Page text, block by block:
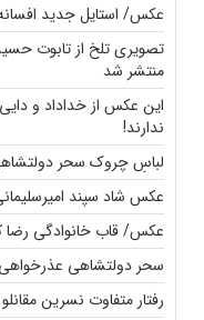
عکس/ استایل جدید افسانه
تصویری تلخ از تابوت
منتشر شد
این عکس از خداداد و
ندارند!
لباسِ چروک سحر
عکس شاد سپند
عکس/ قاب خانوادگی رضا
سحر دولتشاهی
رفتار متفاوت نسرین